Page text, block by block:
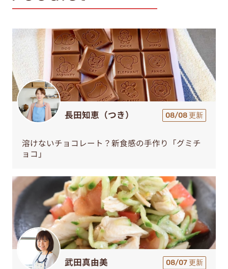
長田知恵（つき） 08/08 更新
溶けないチョコレート？新食感の手作り「グミチ
ョコ」
武田真由美 08/07 更新